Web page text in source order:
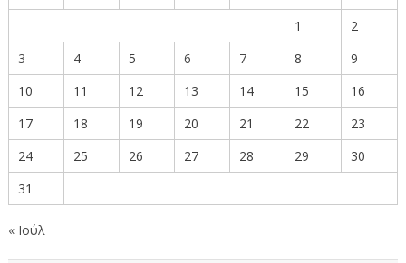
1
2
3
4 5 6 7 8
9
10
11 12 13 14 15
16
17
18 19 20 21 22
23
24
25 26 27 28 29
30
31
« Ιούλ